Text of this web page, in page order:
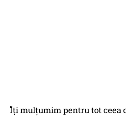
Îți mulțumim pentru tot ceea